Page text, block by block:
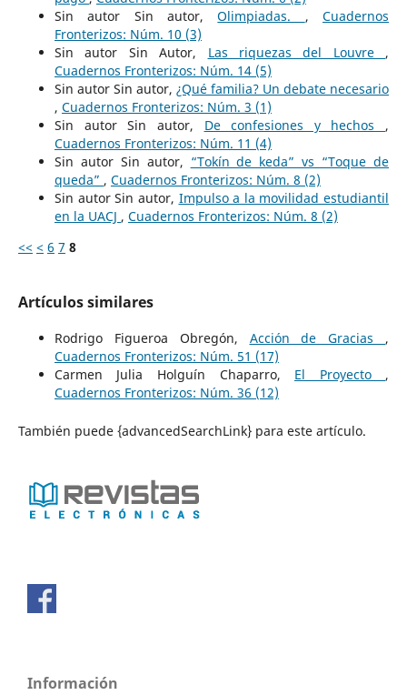
Sin autor Sin autor,Olimpiadas. ,Cuadernos
Fronterizos: Núm. 10 (3)
Sin autor Sin Autor, Las riquezas del Louvre ,
Cuadernos Fronterizos: Núm. 14 (5)
Sin autor Sin autor, ¿Qué familia? Un debate necesario
, Cuadernos Fronterizos: Núm. 3 (1)
Sin autor Sin autor, De confesiones y hechos ,
Cuadernos Fronterizos: Núm. 11 (4)
Sin autor Sin autor, “Tokín de keda” vs “Toque de
queda” , Cuadernos Fronterizos: Núm. 8 (2)
Sin autor Sin autor, Impulso a la movilidad estudiantil
en la UACJ , Cuadernos Fronterizos: Núm. 8 (2)
<< < 6 7 8
Artículos similares
Rodrigo Figueroa Obregón, Acción de Gracias ,
Cuadernos Fronterizos: Núm. 51 (17)
Carmen Julia Holguín Chaparro, El Proyecto ,
Cuadernos Fronterizos: Núm. 36 (12)
También puede {advancedSearchLink} para este artículo.
Información